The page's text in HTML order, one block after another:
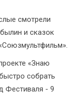
смотрели
и сказок
«Знаю
собрать
Фестиваля - 9